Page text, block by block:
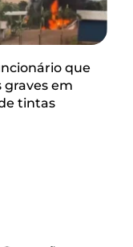
que
em
tintas